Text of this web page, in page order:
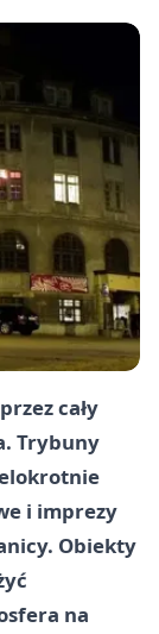
cały
Trybuny
i imprezy
Obiekty
na